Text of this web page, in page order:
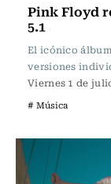
Pink Floyd
5.1
El icónico
versiones
Viernes 1 de
# Música